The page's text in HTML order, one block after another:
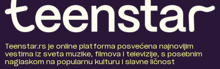
Teenstar.rs je online platforma posvećena najnovijim
vestima iz sveta muzike, filmova i televizije, s posebnim
naglaskom na popularnu kulturu i slavne ličnost